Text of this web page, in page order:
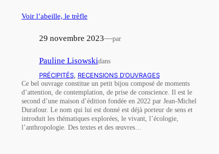
Voir l’abeille, le trèfle
29 novembre 2023—par
Pauline Lisowskidans
PRÉCIPITÉS, RECENSIONS D’OUVRAGES
Ce bel ouvrage constitue un petit bijou composé de moments
d’attention, de contemplation, de prise de conscience. Il est le
second d’une maison d’édition fondée en 2022 par Jean-Michel
Durafour. Le nom qui lui est donné est déjà porteur de sens et
introduit les thématiques explorées, le vivant, l’écologie,
l’anthropologie. Des textes et des œuvres…